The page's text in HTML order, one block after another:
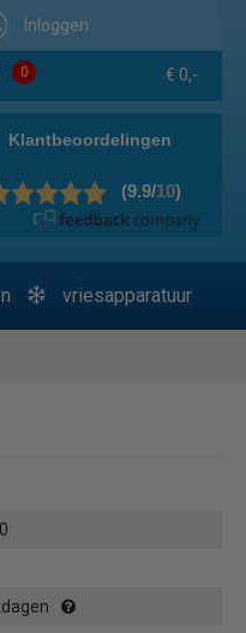
Inloggen
0 € 0,-
vriesapparatuur